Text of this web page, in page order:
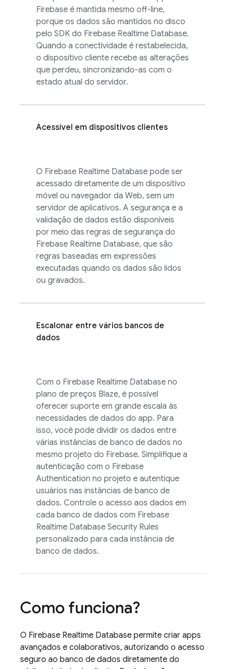
Firebase é mantida mesmo off-line,
porque os dados são mantidos no disco
pelo SDK do Firebase Realtime Database.
Quando a conectividade é restabelecida,
o dispositivo cliente recebe as alterações
que perdeu, sincronizando-as com o
estado atual do servidor.
Acessível em dispositivos clientes
O Firebase Realtime Database pode ser
acessado diretamente de um dispositivo
móvel ou navegador da Web, sem um
servidor de aplicativos. A segurança e a
validação de dados estão disponíveis
por meio das regras de segurança do
Firebase Realtime Database, que são
regras baseadas em expressões
executadas quando os dados são lidos
ou gravados.
Escalonar entre vários bancos de
dados
Com o Firebase Realtime Database no
plano de preços Blaze, é possível
oferecer suporte em grande escala às
necessidades de dados do app. Para
isso, você pode dividir os dados entre
várias instâncias de banco de dados no
mesmo projeto do Firebase. Simplifique a
autenticação com o Firebase
Authentication no projeto e autentique
usuários nas instâncias de banco de
dados. Controle o acesso aos dados em
cada banco de dados com Firebase
Realtime Database Security Rules
personalizado para cada instância de
banco de dados.
Como funciona?
O Firebase Realtime Database permite criar apps
avançados e colaborativos, autorizando o acesso
seguro ao banco de dados diretamente do